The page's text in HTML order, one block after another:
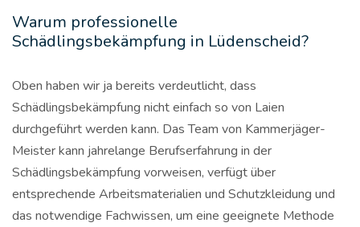
Warum professionelle
Schädlingsbekämpfung in Lüdenscheid?
Oben haben wir ja bereits verdeutlicht, dass
Schädlingsbekämpfung nicht einfach so von Laien
durchgeführt werden kann. Das Team von Kammerjäger-
Meister kann jahrelange Berufserfahrung in der
Schädlingsbekämpfung vorweisen, verfügt über
entsprechende Arbeitsmaterialien und Schutzkleidung und
das notwendige Fachwissen, um eine geeignete Methode